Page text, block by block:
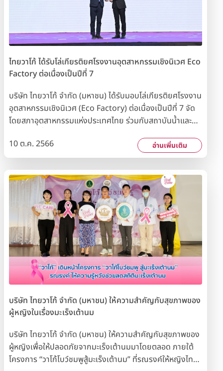
ไทยวาโก้ ได้รับโล่เกียรติยศโรงงานอุตสาหกรรมเชิงนิเวศ Eco
Factory ต่อเนื่องเป็นปีที่ 7
บริษัท ไทยวาโก้ จำกัด (มหาชน) ได้รับมอบโล่เกียรติยศโรงงาน
อุตสาหกรรมเชิงนิเวศ (Eco Factory) ต่อเนื่องเป็นปีที่ 7 จัด
โดยสภาอุตสาหกรรมแห่งประเทศไทย ร่วมกับสถาบันน้ำและสิ่ง
ประเทศไทย รางวัลดังกล่าวมอบให้กับโรงงานที่ยึดมั่นในการ
ประกอบกิจการที่เป็นมิตรต่อสิ่งแวดล้อมเพื่อการพัฒนาอย่าง
ยั่งยืน ซึ่งสะท้อนให้เห็นถึงความมุ่งมั่นของบริษัทฯ ในการรับ
ผิดชอบต่อสิ่งแวดล้อมอย่างต่อเนื่อง
10 ต.ค. 2566 อ่านเพิ่มเติม
บริษัท ไทยวาโก้ จำกัด (มหาชน) ให้ความสำคัญกับสุขภาพของ
ผู้หญิงในเรื่องมะเร็งเต้านม
บริษัท ไทยวาโก้ จำกัด (มหาชน) ให้ความสำคัญกับสุขภาพของ
ผู้หญิงเพื่อให้ปลอดภัยจากมะเร็งเต้านมมาโดยตลอด ภายใต้
โครงการ “วาโก้โบว์ชมพูสู้มะเร็งเต้านม” ที่รณรงค์ให้หญิงไทย